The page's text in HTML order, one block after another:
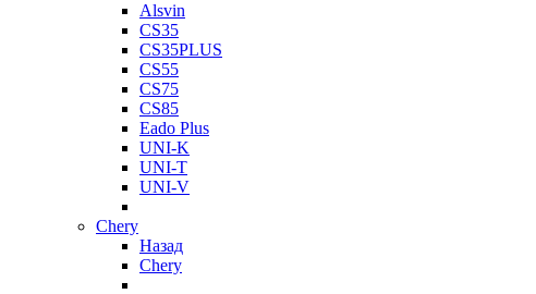
Alsvin
CS35
CS35PLUS
CS55
CS75
CS85
Eado Plus
UNI-K
UNI-T
UNI-V
Chery
Назад
Chery